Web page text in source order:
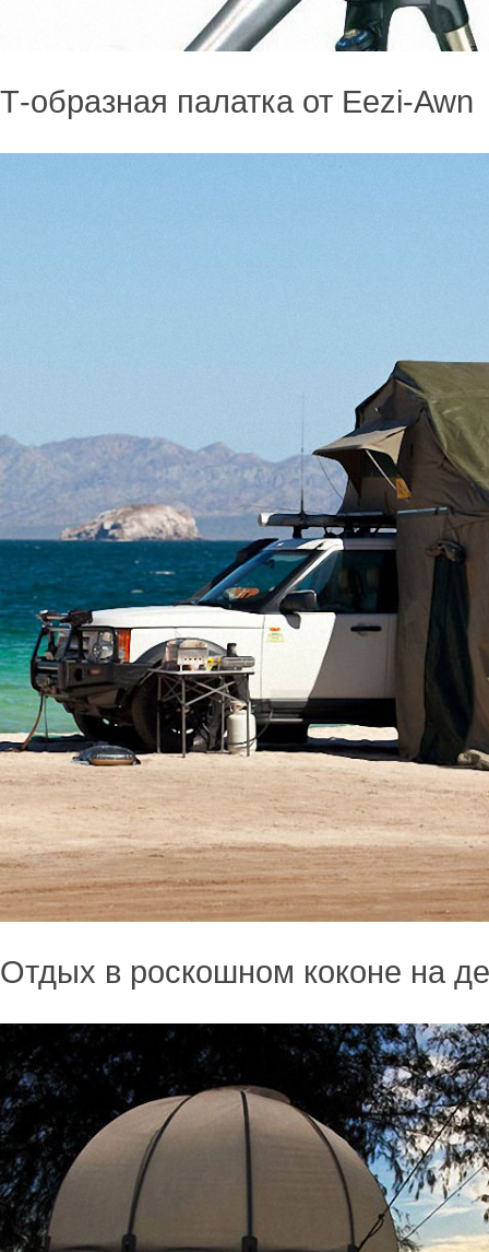
Т-образная палатка от Eezi-Awn
Отдых в роскошном коконе на